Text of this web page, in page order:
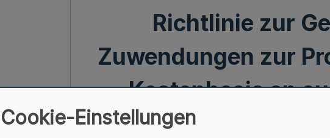
Richtlinie zur
Zuwendungen zur
Kostenbasis an
Cookie-Einstellungen